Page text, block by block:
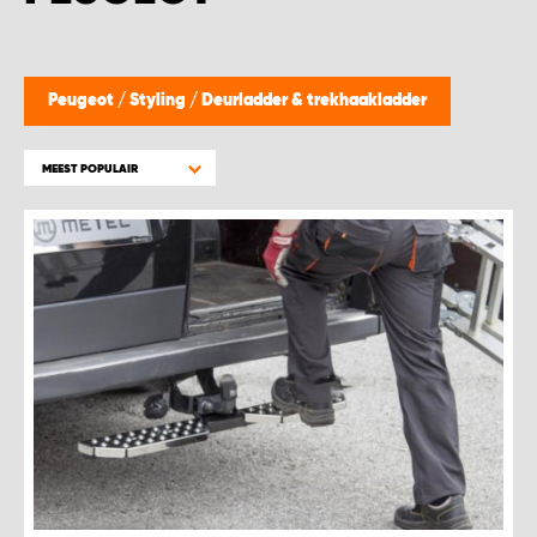
Peugeot / Styling / Deurladder & trekhaakladder
MEEST POPULAIR
WORK SYSTEM BEST
WORK SYSTEM ELST
WORK SYSTEM GORREDIJK
WORK SYSTEM GRONINGEN
WORK SYSTEM HARDERWIJK
WORK SYSTEM HARMELEN
WORK SYSTEM HARTWERD